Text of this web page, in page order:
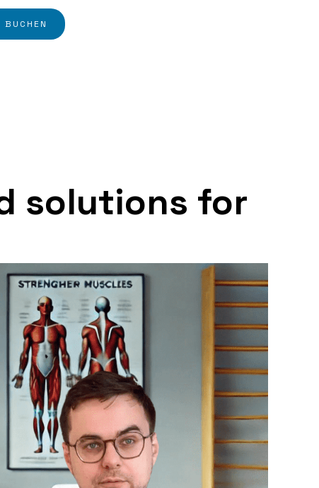
BUCHEN
solutions for